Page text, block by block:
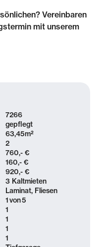
Vereinbaren
mit unserem
und
die Südvorstadt
Leipzigs!
Bauten des
Stadthäuser prägen
und Junggebliebene
Möglichkeiten zum
und
Straße. Hier
Bars, Restaurants
7266
gepflegt
63,45m²
2
760,- €
160,- €
920,- €
3 Kaltmieten
Laminat, Fliesen
1von5
1
1
1
1